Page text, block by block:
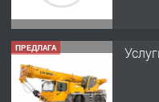
ПРЕДЛАГА